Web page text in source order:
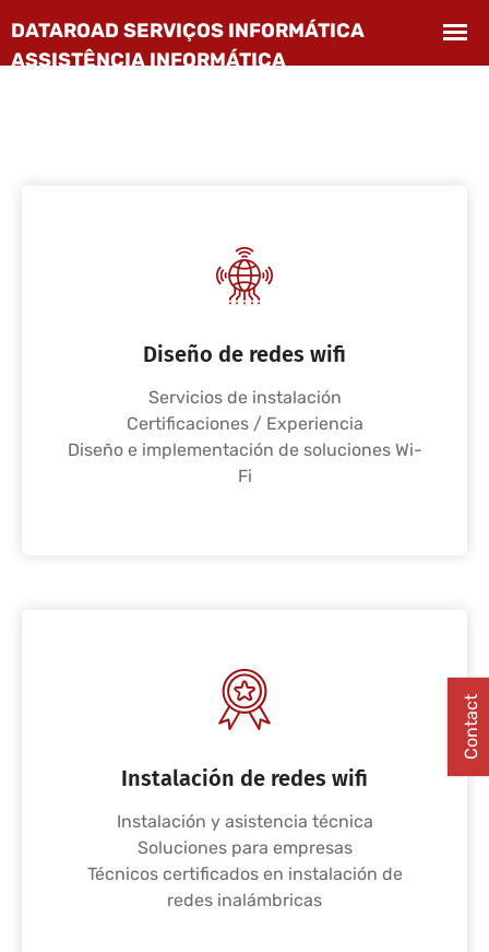
Diseño de redes wifi
Servicios de instalación
Certificaciones / Experiencia
Diseño e implementación de soluciones Wi-
Fi
Instalación de redes wifi
Instalación y asistencia técnica
Soluciones para empresas
Técnicos certificados en instalación de
redes inalámbricas
Contact